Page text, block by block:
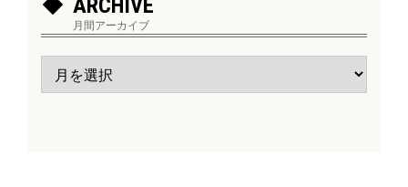
ARCHIVE
月間アーカイブ